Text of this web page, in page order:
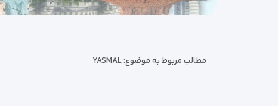
مطالب مربوط به موضوع:YASMAL